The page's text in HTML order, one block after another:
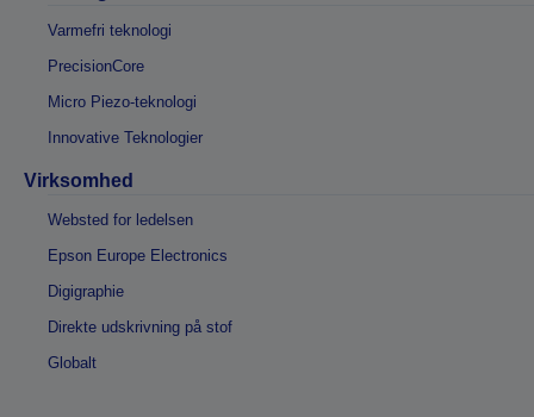
Varmefri teknologi
PrecisionCore
Micro Piezo-teknologi
Innovative Teknologier
Virksomhed
Websted for ledelsen
Epson Europe Electronics
Digigraphie
Direkte udskrivning på stof
Globalt